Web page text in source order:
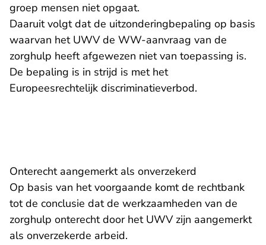
groep mensen niet opgaat.
Daaruit volgt dat de uitzonderingbepaling op basis
waarvan het UWV de WW-aanvraag van de
zorghulp heeft afgewezen niet van toepassing is.
De bepaling is in strijd is met het
Europeesrechtelijk discriminatieverbod.
Onterecht aangemerkt als onverzekerd
Op basis van het voorgaande komt de rechtbank
tot de conclusie dat de werkzaamheden van de
zorghulp onterecht door het UWV zijn aangemerkt
als onverzekerde arbeid.